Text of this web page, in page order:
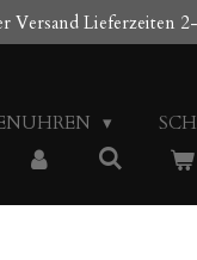
Versand Lieferzeiten